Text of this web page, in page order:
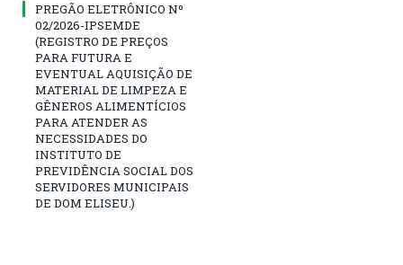
PREGÃO ELETRÔNICO Nº
02/2026-IPSEMDE
(REGISTRO DE PREÇOS
PARA FUTURA E
EVENTUAL AQUISIÇÃO DE
MATERIAL DE LIMPEZA E
GÊNEROS ALIMENTÍCIOS
PARA ATENDER AS
NECESSIDADES DO
INSTITUTO DE
PREVIDÊNCIA SOCIAL DOS
SERVIDORES MUNICIPAIS
DE DOM ELISEU.)